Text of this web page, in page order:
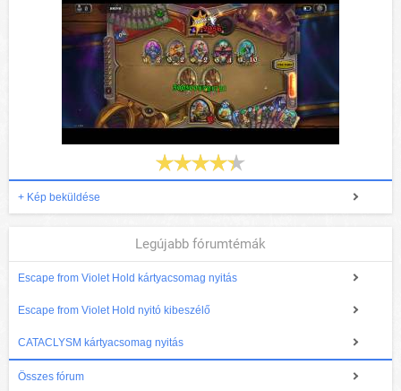
+ Kép beküldése
Legújabb fórumtémák
Escape from Violet Hold kártyacsomag nyitás
Escape from Violet Hold nyitó kibeszélő
CATACLYSM kártyacsomag nyitás
Összes fórum